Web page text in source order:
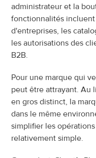
administrateur et la
fonctionnalités incluent
d'entreprises, les
les autorisations des
B2B.
Pour une marque qui
peut être attrayant. Au
en gros distinct, la
dans le même
simplifier les
relativement simple.